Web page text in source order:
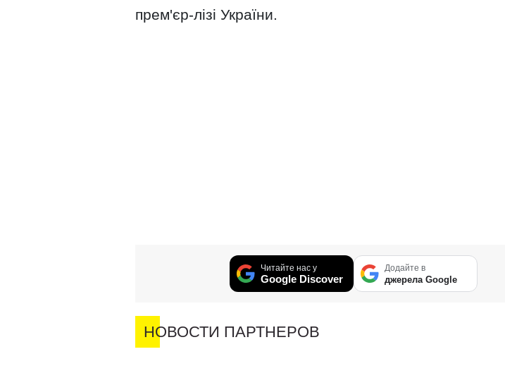
прем'єр-лізі України.
Читайте нас у
Google Discover
Додайте в
джерела Google
НОВОСТИ ПАРТНЕРОВ